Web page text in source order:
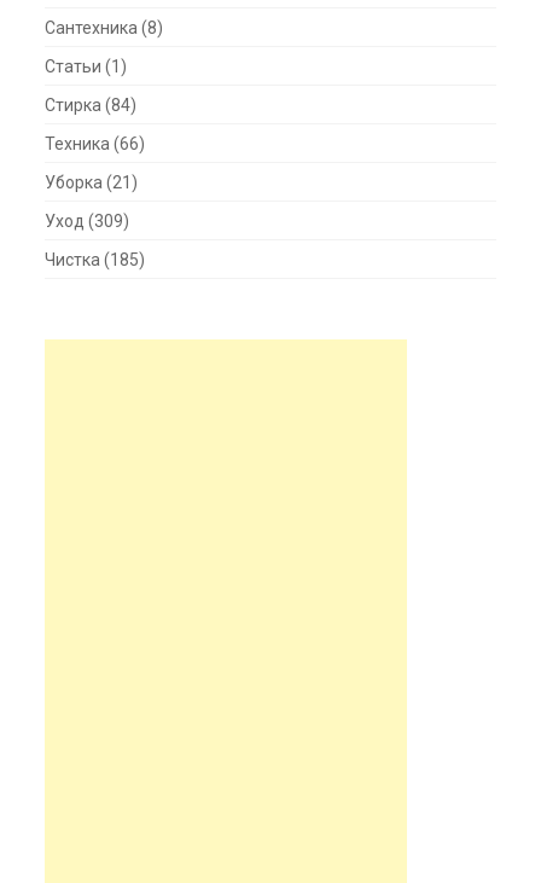
Сантехника (8)
Статьи (1)
Стирка (84)
Техника (66)
Уборка (21)
Уход (309)
Чистка (185)